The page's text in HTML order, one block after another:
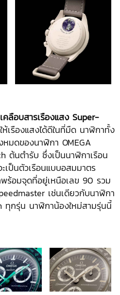
คลือบสารเรืองแสง Super-
เรืองแสงได้ดีในที่มืด นาฬิกาทั้ง
ดของนาฬิกา OMEGA
ต้นตำรับ ซึ่งเป็นนาฬิกาเรือน
เป็นตัวเรือนแบบอสมมาตร
ร้อมจุดที่อยู่เหนือเลข 90 รวม
เช่นเดียวกับนาฬิกา
ทุกรุ่น นาฬิกาน้องใหม่สามรุ่นนี้